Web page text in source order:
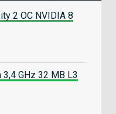
2 OC NVIDIA 8
GHz 32 MB L3